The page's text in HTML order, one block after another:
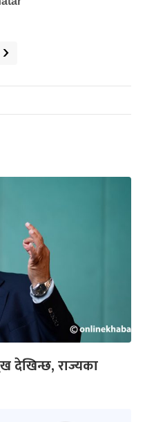
›
देखिन्छ, राज्यका